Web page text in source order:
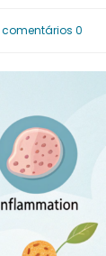
comentários 0